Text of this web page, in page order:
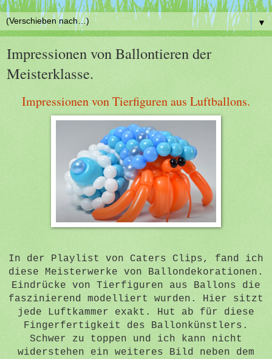
▼
Impressionen von Ballontieren der
Meisterklasse.
Impressionen von Tierfiguren aus Luftballons.
In der Playlist von Caters Clips, fand ich
diese Meisterwerke von Ballondekorationen.
Eindrücke von Tierfiguren aus Ballons die
faszinierend modelliert wurden. Hier sitzt
jede Luftkammer exakt. Hut ab für diese
Fingerfertigkeit des Ballonkünstlers.
Schwer zu toppen und ich kann nicht
widerstehen ein weiteres Bild neben dem